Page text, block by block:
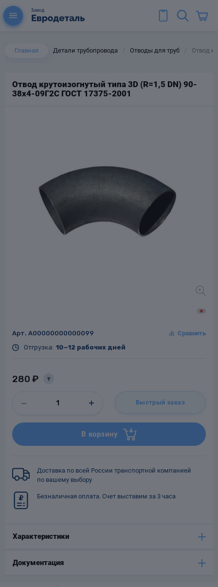
Главная Детали трубопровода Отводы для труб Отвод
Отвод крутоизогнутый типа 3D (R=1,5 DN) 90-
38х4-09Г2С ГОСТ 17375-2001
Арт. A00000000000099
Отгрузка: 10—12 рабочих дней
280 ₽ ?
Быстрый заказ
В корзину
Доставка по всей России транспортной компанией
по вашему выбору
Безналичная оплата. Счет выставим за 3 часа
Характеристики
Документация
для труб
стальные
Фланцы стальные
Фильтры для
трубопроводов